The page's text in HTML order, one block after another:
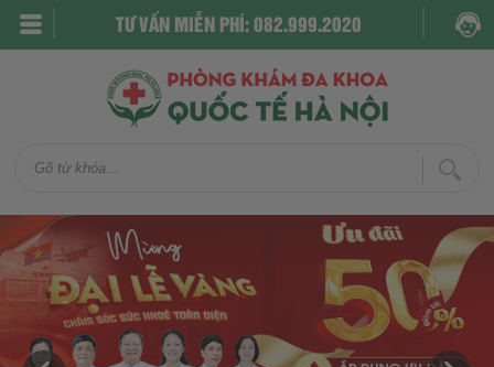
TƯ VẤN MIỄN PHÍ: 082.999.2020